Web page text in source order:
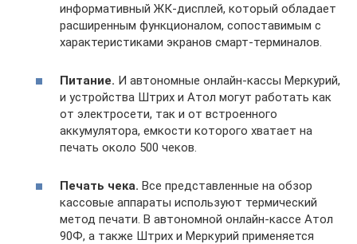
информативный ЖК-дисплей, который обладает
расширенным функционалом, сопоставимым с
характеристиками экранов смарт-терминалов.
Питание. И автономные онлайн-кассы Меркурий,
и устройства Штрих и Атол могут работать как
от электросети, так и от встроенного
аккумулятора, емкости которого хватает на
печать около 500 чеков.
Печать чека. Все представленные на обзор
кассовые аппараты используют термический
метод печати. В автономной онлайн-кассе Атол
90Ф, а также Штрих и Меркурий применяется